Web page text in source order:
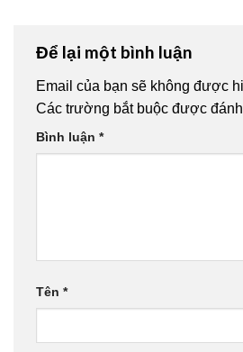
Để lại một bình luận
Email của bạn sẽ không được
Các trường bắt buộc được
Bình luận *
Tên *